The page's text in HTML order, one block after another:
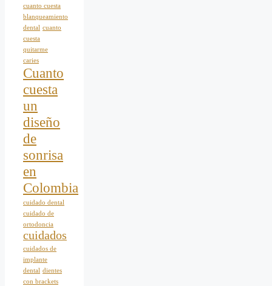
cuanto cuesta
blanqueamiento
dental cuanto
cuesta
quitarme
caries
Cuanto
cuesta
un
diseño
de
sonrisa
en
Colombia
cuidado dental
cuidado de
ortodoncia
cuidados
cuidados de
implante
dental dientes
con brackets